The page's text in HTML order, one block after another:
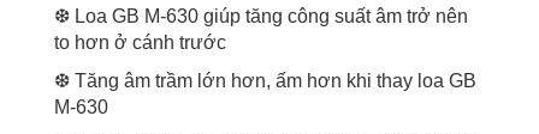
❆ Loa GB M-630 giúp tăng công suất âm trở nên
to hơn ở cánh trước
❆ Tăng âm trầm lớn hơn, ấm hơn khi thay loa GB
M-630